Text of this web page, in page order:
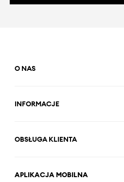
O NAS
INFORMACJE
OBSŁUGA KLIENTA
APLIKACJA MOBILNA